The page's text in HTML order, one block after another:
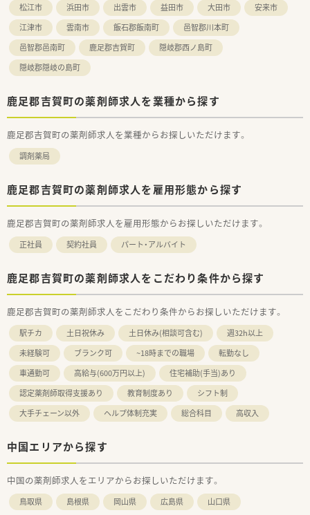
松江市 浜田市 出雲市 益田市 大田市
安来市
江津市
雲南市 飯石郡飯南町
邑智郡川本町
邑智郡邑南町
鹿足郡吉賀町
隠岐郡西ノ島町
隠岐郡隠岐の島町
鹿足郡吉賀町の薬剤師求人を業種から探す
鹿足郡吉賀町の薬剤師求人を業種からお探しいただけます。
調剤薬局
鹿足郡吉賀町の薬剤師求人を雇用形態から探す
鹿足郡吉賀町の薬剤師求人を雇用形態からお探しいただけます。
正社員 契約社員 パート・アルバイト
鹿足郡吉賀町の薬剤師求人をこだわり条件から探す
鹿足郡吉賀町の薬剤師求人をこだわり条件からお探しいただけます。
駅チカ 土日祝休み 土日休み(相談可含む)
週32h以上
未経験可
ブランク可 ~18時までの職場
転勤なし
車通勤可
高給与(600万円以上)
住宅補助(手当)あり
認定薬剤師取得支援あり
教育制度あり
シフト制
大手チェーン以外
ヘルプ体制充実 総合科目 高収入
中国エリアから探す
中国の薬剤師求人をエリアからお探しいただけます。
鳥取県 島根県 岡山県 広島県 山口県